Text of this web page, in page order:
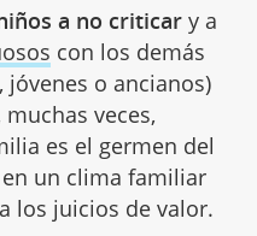
a no criticary a
con los demás
jóvenes o ancianos)
veces,
es el germen del
un clima familiar
los juicios de valor.